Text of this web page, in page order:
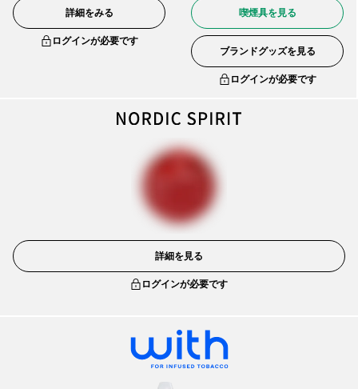
詳細をみる
ログインが必要です
喫煙具を見る
ブランドグッズを見る
ログインが必要です
詳細を見る
ログインが必要です